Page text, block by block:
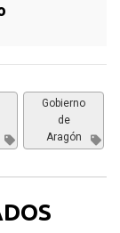
Gobierno
de
Aragón